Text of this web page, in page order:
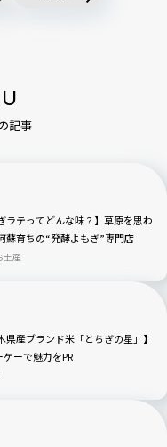
記事
ラテってどんな味？】草原を思わ
蘇育ちの“発酵よもぎ”専門店
YOMOGI STAND」渋谷にオープ
土産
県産ブランド米「とちぎの星」】
ーで魅力をPR